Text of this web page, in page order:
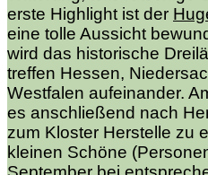
erste Highlight ist der
eine tolle Aussicht
wird das historische
treffen Hessen,
Westfalen aufeinander.
es anschließend nach
zum Kloster Herstelle zu
kleinen Schöne